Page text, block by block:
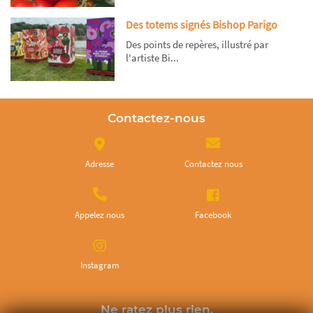
Des totems signés Bishop Parigo
Des points de repères, illustré par
l'artiste Bi...
Contactez-nous
Adresse Contactez nous
Appelez nous Facebook
Instagram
Ne ratez plus rien,